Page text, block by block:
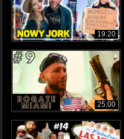
19:20
25:00